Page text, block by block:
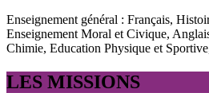
Enseignement général : Français,
Enseignement Moral et Civique,
Chimie, Education Physique et
LES MISSIONS